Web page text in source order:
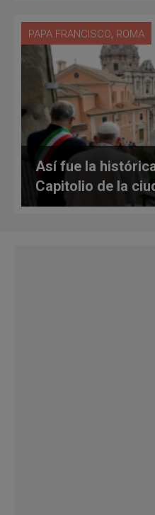
PAPA FRANCISCO, ROMA
Así fue la
Capitolio de la